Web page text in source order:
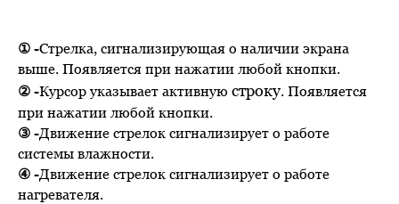
① -Стрелка, сигнализирующая о наличии экрана
выше. Появляется при нажатии любой кнопки.
② -Курсор указывает активную строку. Появляется
при нажатии любой кнопки.
③ -Движение стрелок сигнализирует о работе
системы влажности.
④ -Движение стрелок сигнализирует о работе
нагревателя.